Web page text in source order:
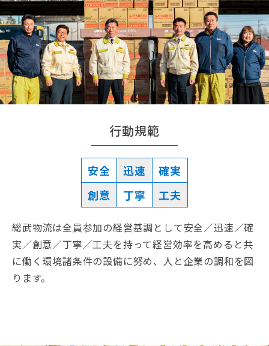
行動規範
安全 迅速
確実
創意
丁寧 工夫
総武物流は全員参加の経営基調として安全／迅速／確
実／創意／丁寧／工夫を持って経営効率を高めると共
に働く環境諸条件の設備に努め、人と企業の調和を図
ります。